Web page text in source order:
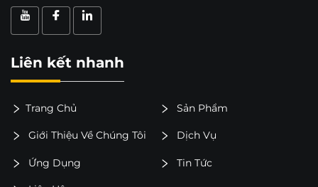
Liên kết nhanh
Trang Chủ Sản Phẩm
Giới Thiệu Về Chúng Tôi Dịch Vụ
Ứng Dụng Tin Tức